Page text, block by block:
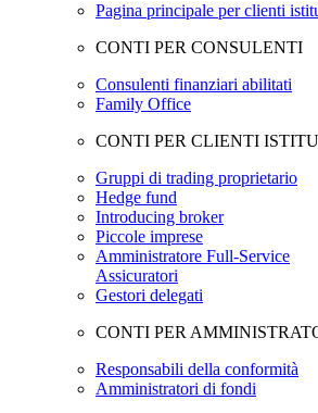
Pagina principale per clienti
CONTI PER CONSULENTI
Consulenti finanziari abilitati
Family Office
CONTI PER CLIENTI
Gruppi di trading proprietario
Hedge fund
Introducing broker
Piccole imprese
Amministratore Full-Service
Assicuratori
Gestori delegati
CONTI PER
Responsabili della conformità
Amministratori di fondi